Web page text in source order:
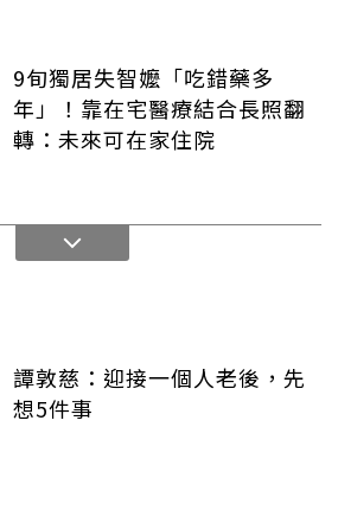
9旬獨居失智嬤「吃錯藥多
年」！靠在宅醫療結合長照翻
轉：未來可在家住院
譚敦慈：迎接一個人老後，先
想5件事